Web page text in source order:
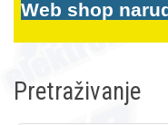
Web shop
Pretraživanje